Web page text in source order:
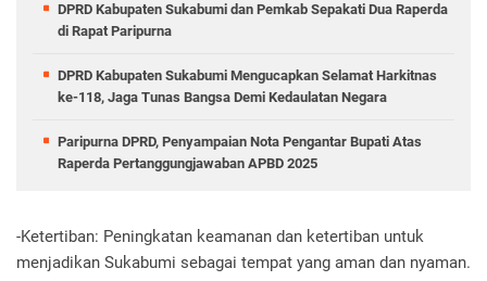
DPRD Kabupaten Sukabumi dan Pemkab Sepakati Dua Raperda
di Rapat Paripurna
DPRD Kabupaten Sukabumi Mengucapkan Selamat Harkitnas
ke-118, Jaga Tunas Bangsa Demi Kedaulatan Negara
Paripurna DPRD, Penyampaian Nota Pengantar Bupati Atas
Raperda Pertanggungjawaban APBD 2025
-Ketertiban: Peningkatan keamanan dan ketertiban untuk
menjadikan Sukabumi sebagai tempat yang aman dan nyaman.